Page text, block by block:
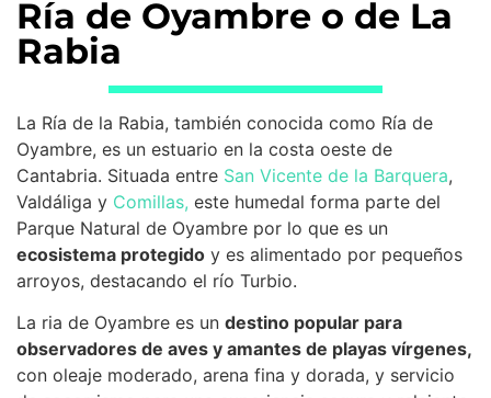
Ría de Oyambre o de La
Rabia
La Ría de la Rabia, también conocida como Ría de
Oyambre, es un estuario en la costa oeste de
Cantabria. Situada entre San Vicente de la Barquera,
Valdáliga y Comillas, este humedal forma parte del
Parque Natural de Oyambre por lo que es un
ecosistema protegido y es alimentado por pequeños
arroyos, destacando el río Turbio.
La ria de Oyambre es un destino popular para
observadores de aves y amantes de playas vírgenes,
con oleaje moderado, arena fina y dorada, y servicio